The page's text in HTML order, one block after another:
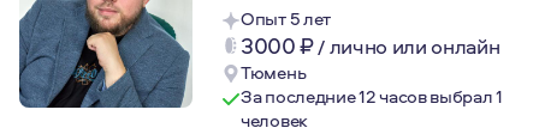
Опыт 5 лет
3000₽/лично или онлайн
Тюмень
За последние 12 часов выбрал 1
человек